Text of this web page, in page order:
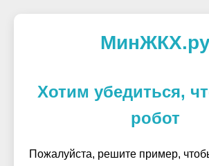
Хотим убедиться,
робот
Пожалуйста, решите пример,